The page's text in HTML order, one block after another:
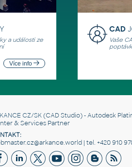
a události ze
Více info
CAD
Vaše
CZ/SK(CAD Studio) - Autodesk
& Services Partner
| tel. +420 910 970